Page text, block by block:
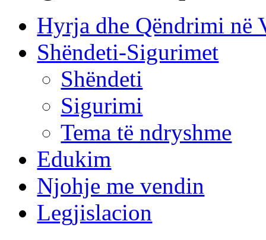
Hyrja dhe Qëndrimi në
Shëndeti-Sigurimet
Shëndeti
Sigurimi
Tema të ndryshme
Edukim
Njohje me vendin
Legjislacion